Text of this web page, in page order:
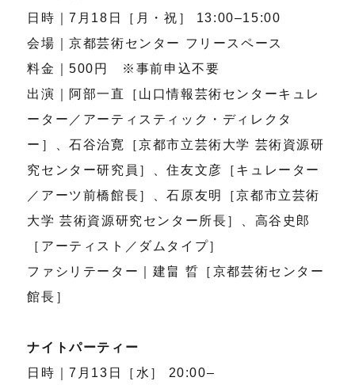
日時｜7月18日［月・祝］ 13:00–15:00
会場｜京都芸術センター フリースペース
料金｜500円 ※事前申込不要
出演｜阿部一直［山口情報芸術センターキュレ
ーター／アーティスティック・ディレクタ
ー］、石谷治寛［京都市立芸術大学 芸術資源研
究センター研究員］、住友文彦［キュレーター
／アーツ前橋館長］、石原友明［京都市立芸術
大学 芸術資源研究センター所長］、高谷史郎
［アーティスト／ダムタイプ］
ファシリテーター｜建畠 晢［京都芸術センター
館長］
ナイトパーティー
日時｜7月13日［水］ 20:00–